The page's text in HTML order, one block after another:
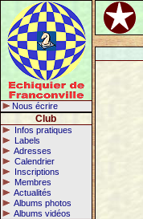
Nous écrire
Club
Infos pratiques
Labels
Adresses
Calendrier
Inscriptions
Membres
Actualités
Albums photos
Albums vidéos